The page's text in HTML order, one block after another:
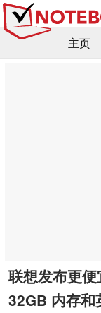
主页
联想发布更
32GB 内存